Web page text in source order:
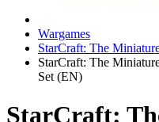
Wargames
StarCraft: The
StarCraft: The
Set (EN)
StarCraft: